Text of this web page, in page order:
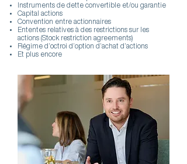
Instruments de dette convertible et/ou garantie
Capital actions
Convention entre actionnaires
Ententes relatives à des restrictions sur les
actions (Stock restriction agreements)
Régime d’octroi d’option d’achat d’actions
Et plus encore